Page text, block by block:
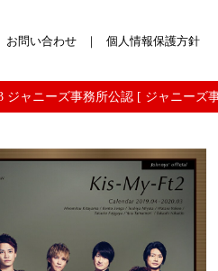
お問い合わせ 個人情報保護方針
ジャニーズ事務所公認 [ ジャニーズ